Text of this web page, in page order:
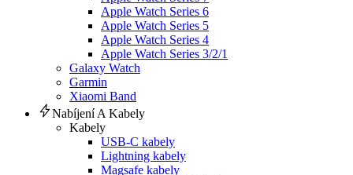
Apple Watch Series 6
Apple Watch Series 5
Apple Watch Series 4
Apple Watch Series 3/2/1
Galaxy Watch
Garmin
Xiaomi Band
Nabíjení A Kabely
Kabely
USB-C kabely
Lightning kabely
Magsafe kabely